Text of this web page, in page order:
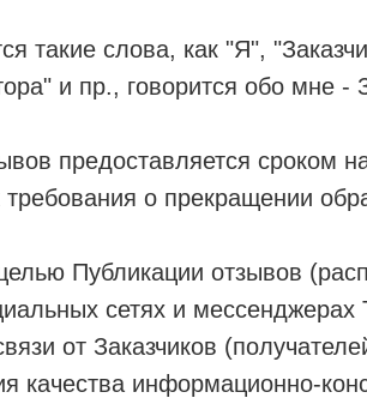
такие слова, как "Я",
и пр., говорится обо мне -
предоставляется сроком
о прекращении
Публикации отзывов
сетях и
от Заказчиков
качества информационно-